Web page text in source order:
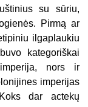
su sūriu,
Pirmą ar
ilgaplaukiu
kategoriškai
nors ir
imperijas
dar actekų